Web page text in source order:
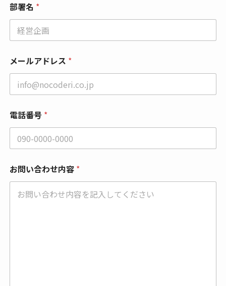
*
メ
ル
ド
レ
ス
部署名 *
メールアドレス *
電話番号 *
お問い合わせ内容 *